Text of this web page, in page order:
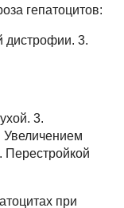
гепатоцитов:
дистрофии. 3.
3.
Увеличением
при